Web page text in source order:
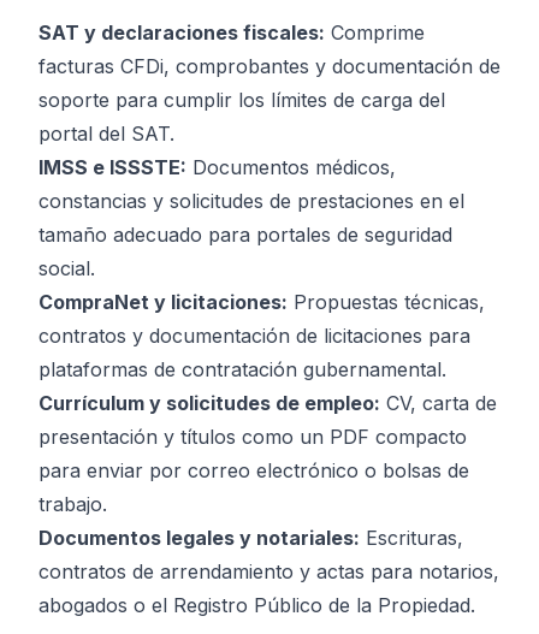
SAT y declaraciones fiscales: Comprime
facturas CFDi, comprobantes y documentación de
soporte para cumplir los límites de carga del
portal del SAT.
IMSS e ISSSTE: Documentos médicos,
constancias y solicitudes de prestaciones en el
tamaño adecuado para portales de seguridad
social.
CompraNet y licitaciones: Propuestas técnicas,
contratos y documentación de licitaciones para
plataformas de contratación gubernamental.
Currículum y solicitudes de empleo: CV, carta de
presentación y títulos como un PDF compacto
para enviar por correo electrónico o bolsas de
trabajo.
Documentos legales y notariales: Escrituras,
contratos de arrendamiento y actas para notarios,
abogados o el Registro Público de la Propiedad.